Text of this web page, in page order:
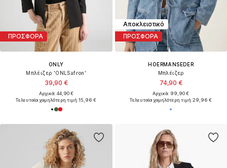
ΠΡΟΣΦΟΡΑ
ONLY
Μπλέιζερ 'ONLSafron'
39,90 €
Αρχικά: 44,90 €
Τελευταία χαμηλότερη τιμή:15,96 €
Αποκλειστικό
ΠΡΟΣΦΟΡΑ
HOERMANSEDER
Μπλέιζερ
74,90 €
Αρχικά: 99,90 €
Τελευταία χαμηλότερη τιμή:29,96 €